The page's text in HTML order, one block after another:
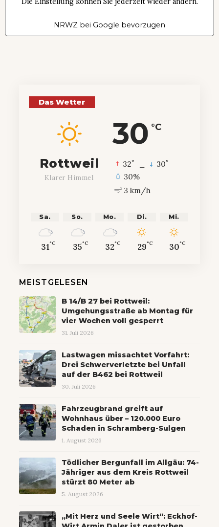
NRWZ bei Google bevorzugen
Das Wetter
30 °C
Rottweil
Klarer Himmel
32° 30°
30%
3 km/h
Sa.
31°C
So.
35°C
Mo.
32°C
Di.
29°C
Mi.
30°C
MEISTGELESEN
B 14/B 27 bei Rottweil:
Umgehungsstraße ab Montag für
vier Wochen voll gesperrt
31. Juli 2026
Lastwagen missachtet Vorfahrt:
Drei Schwerverletzte bei Unfall
auf der B462 bei Rottweil
30. Juli 2026
Fahrzeugbrand greift auf
Wohnhaus über – 120.000 Euro
Schaden in Schramberg-Sulgen
1. August 2026
Tödlicher Bergunfall im Allgäu: 74-
Jähriger aus dem Kreis Rottweil
stürzt 80 Meter ab
5. August 2026
„Mit Herz und Seele Wirt“: Eckhof-